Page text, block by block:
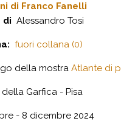
di Franco Fanelli
di Alessandro Tosi
fuori collana (0)
della mostra Atlante di
Garfica - Pisa
- 8 dicembre 2024